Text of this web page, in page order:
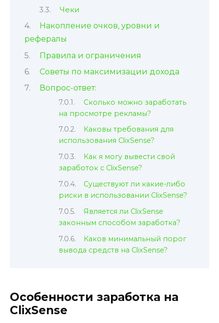
Чеки
Накопление очков, уровни и
рефералы
Правила и ограничения
Советы по максимизации дохода
Вопрос-ответ:
Сколько можно заработать
на просмотре рекламы?
Каковы требования для
использования ClixSense?
Как я могу вывести свой
заработок с ClixSense?
Существуют ли какие-либо
риски в использовании ClixSense?
Является ли ClixSense
законным способом заработка?
Каков минимальный порог
вывода средств на ClixSense?
Особенности заработка на
ClixSense